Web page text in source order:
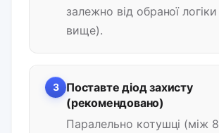
залежно від обраної
вище).
3
Поставте діод захисту
(рекомендовано)
Паралельно котушці (між